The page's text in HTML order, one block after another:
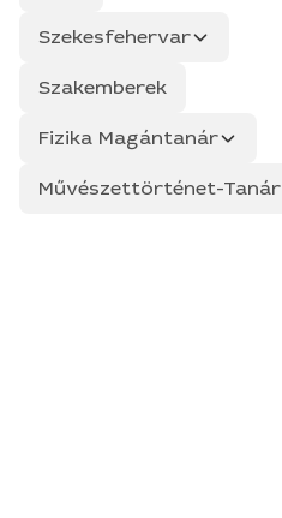
Szekesfehervar
Szakemberek
Fizika Magántanár
Művészettörténet-Tanár